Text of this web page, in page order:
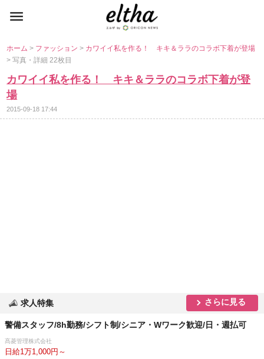
ホーム> ファッション> カワイイ私を作る！ キキ＆ララのコラボ下着が登場
> 写真・詳細 22枚目
カワイイ私を作る！ キキ＆ララのコラボ下着が登
場
2015-09-18 17:44
求人特集 さらに見る
警備スタッフ/8h勤務/シフト制/シニア・Wワーク歓迎/日・週払可
髙菱管理株式会社
日給1万1,000円～